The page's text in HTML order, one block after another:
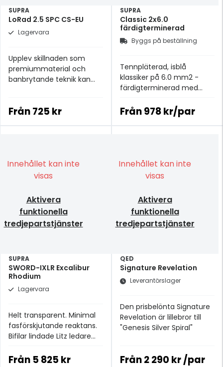
SUPRA
LoRad 2.5 SPC CS-EU
Lagervara
Upplev skillnaden som
premiummaterial och
banbrytande teknik kan
Från725 kr
SUPRA
Classic 2x6.0
färdigterminerad
Byggs på beställning
Tennpläterad, isblå
klassiker på 6.0 mm2 -
färdigterminerad med
kontakter
Från978 kr/par
Innehållet kan inte
visas
Aktivera
funktionella
tredjepartstjänster
SUPRA
SWORD-IXLR Excalibur
Rhodium
Lagervara
Helt transparent. Minimal
fasförskjutande reaktans.
Bifilar lindade Litz ledare
effekt Rhodiumpläterade
Från 5 825 kr
Innehållet kan inte
visas
Aktivera
funktionella
tredjepartstjänster
QED
Signature Revelation
Leverantörslager
Den prisbelönta Signature
Revelation är lillebror till
"Genesis Silver Spiral"
Från2 290 kr /par